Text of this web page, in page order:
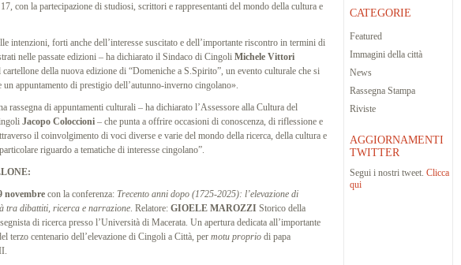
con la partecipazione di studiosi, scrittori e rappresentanti del mondo della cultura e
intenzioni, forti anche dell’interesse suscitato e dell’importante riscontro in termini di
nelle passate edizioni – ha dichiarato il Sindaco di Cingoli Michele Vittori
cartellone della nuova edizione di “Domeniche a S.Spirito”, un evento culturale che si
un appuntamento di prestigio dell’autunno-inverno cingolano».
rassegna di appuntamenti culturali – ha dichiarato l’Assessore alla Cultura del
Jacopo Coloccioni – che punta a offrire occasioni di conoscenza, di riflessione e
il coinvolgimento di voci diverse e varie del mondo della ricerca, della cultura e
riguardo a tematiche di interesse cingolano”.
novembre con la conferenza: Trecento anni dopo (1725-2025): l’elevazione di
tra dibattiti, ricerca e narrazione. Relatore: GIOELE MAROZZI Storico della
di ricerca presso l’Università di Macerata. Un apertura dedicata all’importante
terzo centenario dell’elevazione di Cingoli a Città, per motu proprio di papa
CATEGORIE
Featured
Immagini della città
News
Rassegna Stampa
Riviste
AGGIORNAMENTI
TWITTER
Segui i nostri tweet. Clicca
qui